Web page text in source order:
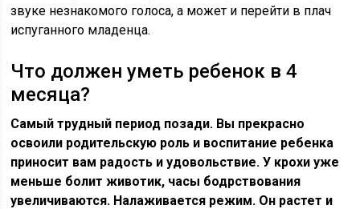
звуке незнакомого голоса, а может и перейти в плач
испуганного младенца.
Что должен уметь ребенок в 4
месяца?
Самый трудный период позади. Вы прекрасно
освоили родительскую роль и воспитание ребенка
приносит вам радость и удовольствие. У крохи уже
меньше болит животик, часы бодрствования
увеличиваются. Налаживается режим. Он растет и